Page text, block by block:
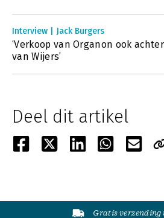
Interview | Jack Burgers
‘Verkoop van Organon ook
van Wijers’
Deel dit artikel
Gratis